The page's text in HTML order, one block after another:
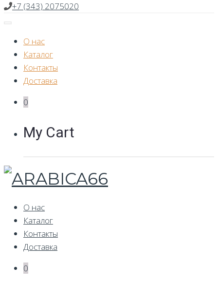
+7 (343) 2075020
О нас
Каталог
Контакты
Доставка
0
My Cart
О нас
Каталог
Контакты
Доставка
0